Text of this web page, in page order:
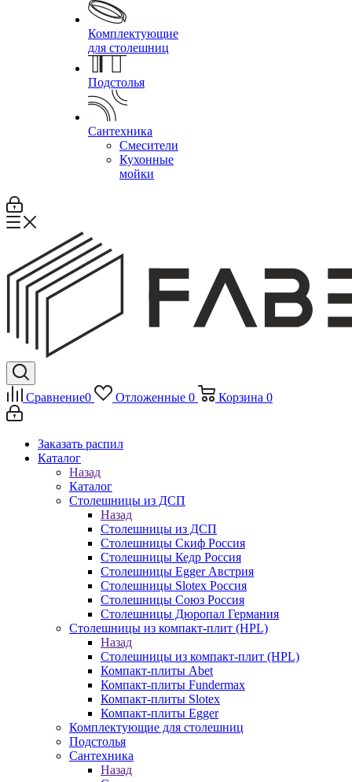
Комплектующие
для столешниц
Подстолья
Сантехника
Смесители
Кухонные
мойки
Сравнение0 Отложенные 0 Корзина 0
Заказать распил
Каталог
Назад
Каталог
Столешницы из ДСП
Назад
Столешницы из ДСП
Столешницы Скиф Россия
Столешницы Кедр Россия
Столешницы Egger Австрия
Столешницы Slotex Россия
Столешницы Союз Россия
Столешницы Дюропал Германия
Столешницы из компакт-плит (HPL)
Назад
Столешницы из компакт-плит (HPL)
Компакт-плиты Abet
Компакт-плиты Fundermax
Компакт-плиты Slotex
Компакт-плиты Egger
Комплектующие для столешниц
Подстолья
Сантехника
Назад